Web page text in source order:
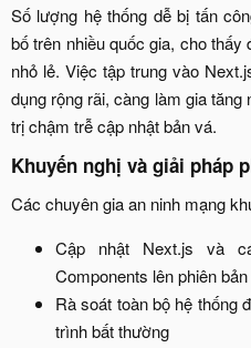
Số lượng hệ thống dễ bị tấn
bố trên nhiều quốc gia, cho
nhỏ lẻ. Việc tập trung vào
dụng rộng rãi, càng làm gia
trị chậm trễ cập nhật bản vá.​
Khuyến nghị và giải pháp
Các chuyên gia an ninh mạng
Cập nhật Next.js và
Components lên phiên
Rà soát toàn bộ hệ thống
trình bất thường​